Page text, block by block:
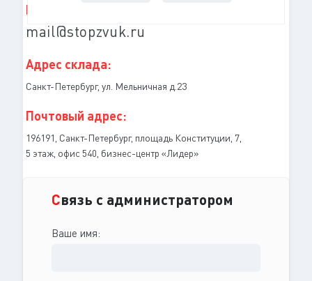
Email:
mail@stopzvuk.ru
Адрес склада:
Санкт-Петербург, ул. Мельничная д.23
Почтовый адрес:
196191, Санкт-Петербург, площадь Конституции, 7,
5 этаж, офис 540, бизнес-центр «Лидер»
Связь с администратором
Ваше имя: